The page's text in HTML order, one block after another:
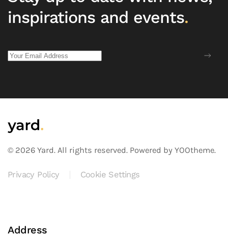
inspirations and events.
© 2026 Yard. All rights reserved. Powered by YOOtheme.
Privacy Policy Cookie Settings
Address